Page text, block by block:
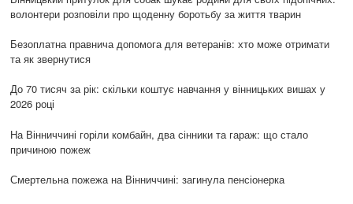
волонтери розповіли про щоденну боротьбу за життя тварин
Безоплатна правнича допомога для ветеранів: хто може отримати
та як звернутися
До 70 тисяч за рік: скільки коштує навчання у вінницьких вишах у
2026 році
На Вінниччині горіли комбайн, два сінники та гараж: що стало
причиною пожеж
Смертельна пожежа на Вінниччині: загинула пенсіонерка